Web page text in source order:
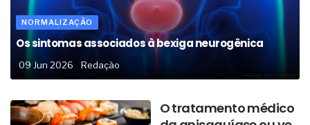
NORMALIZAÇÃO
Os sintomas associados à bexiga neurogênica
09 Jun 2026 Redação
O tratamento médico